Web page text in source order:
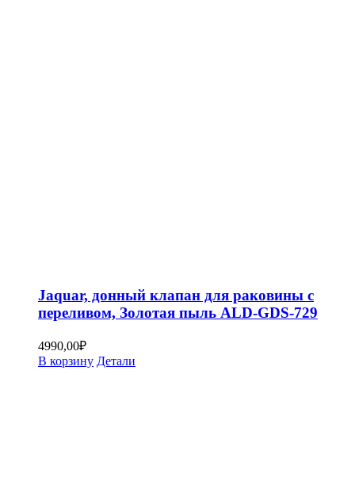
Jaquar, донный клапан для раковины с
переливом, Золотая пыль ALD-GDS-729
4990,00₽
В корзину Детали